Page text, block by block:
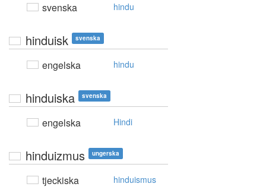
svenska hindu
hinduisk svenska
engelska hindu
hinduiska svenska
engelska Hindi
hinduizmus ungerska
tjeckiska hinduismus